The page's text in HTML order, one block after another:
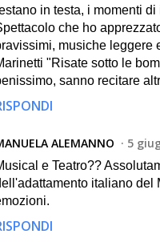
in testa, i momenti
che ho
musiche leggere
"Risate sotto le
sanno recitare
ALEMANNO 5
e Teatro??
italiano del